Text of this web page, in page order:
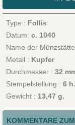
Type : Follis
Datum: c. 1040
Name der
Metall : Kupfer
Durchmesser : 32
Stempelstellung : 6 h.
Gewicht : 13,47 g.
KOMMENTARE